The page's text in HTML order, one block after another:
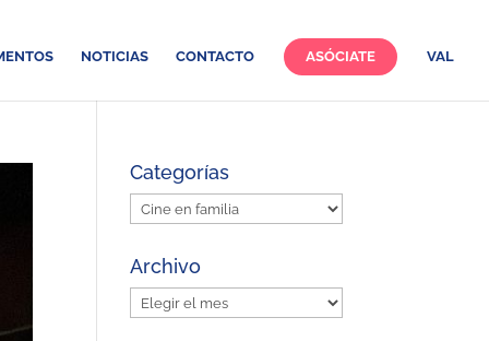
NOTICIAS CONTACTO ASÓCIATE VAL
Categorías
Categorías
Archivo
Archivo